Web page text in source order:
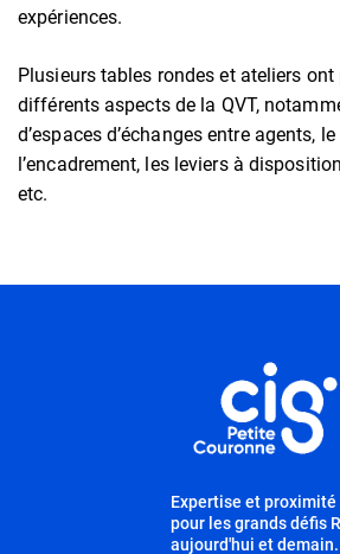
expériences.
Plusieurs tables rondes et ateliers ont
différents aspects de la QVT,
d’espaces d’échanges entre agents,
l’encadrement, les leviers à
etc.
Expertise et proximité
pour les grands défis
aujourd'hui et demain.